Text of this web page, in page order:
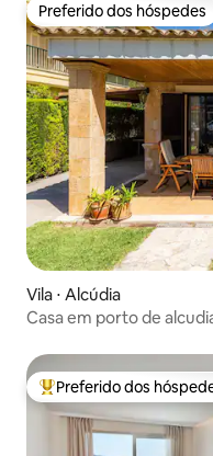
Preferido dos hóspedes
Preferido dos hóspedes
Vila ⋅ Alcúdia
Casa em porto de
Entre os melhores
Preferido dos